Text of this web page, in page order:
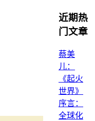
近期热
门文章
蔡美
儿：
《起火
世界》
序言：
全球化